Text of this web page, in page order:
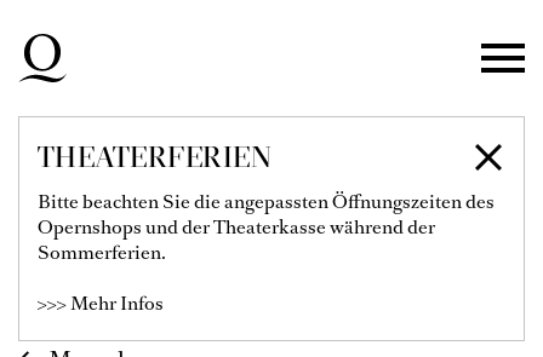
Zur Hauptnavigation springen
Zum Hauptinhalt springen
Zum Footer springen
THEATERFERIEN
Bitte beachten Sie die angepassten Öffnungszeiten des
Opernshops und der Theaterkasse während der
Sommerferien.
>>> Mehr Infos
PATRICK BANNWART